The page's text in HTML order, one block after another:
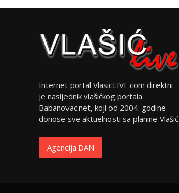
Internet portal VlasicLIVE.com direktni
je nasljednik vlašićkog portala
Babanovac.net, koji od 2004. godine
donose sve aktuelnosti sa planine Vlašić
Agencija DAN